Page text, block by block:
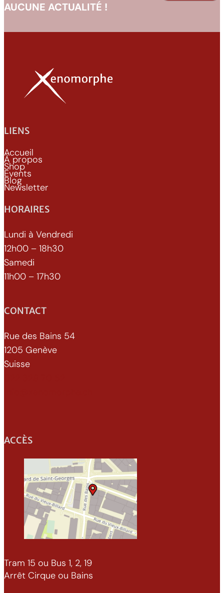
AUCUNE ACTUALITÉ !
LIENS
Accueil
À propos
Shop
Events
Blog
Newsletter
HORAIRES
Lundi à Vendredi
12h00 – 18h30
Samedi
11h00 – 17h30
CONTACT
Rue des Bains 54
1205 Genève
Suisse
ACCÈS
Tram 15 ou Bus 1, 2, 19
Arrêt Cirque ou Bains